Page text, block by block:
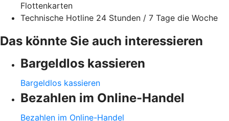
Flottenkarten
Technische Hotline 24 Stunden / 7 Tage die Woche
Das könnte Sie auch interessieren
Bargeldlos kassieren
Bargeldlos kassieren
Bezahlen im Online-Handel
Bezahlen im Online-Handel